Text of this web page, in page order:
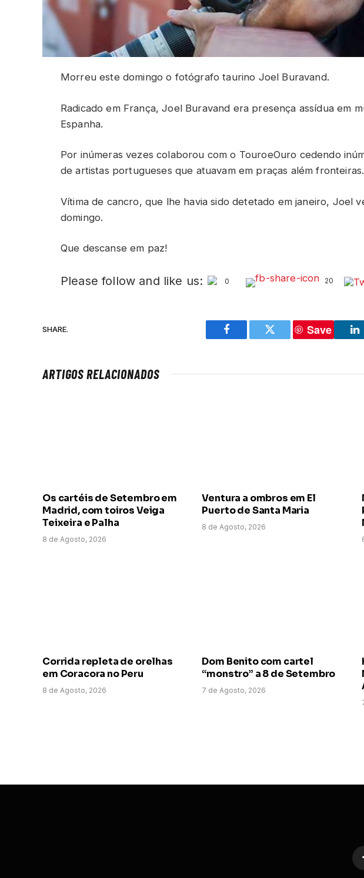
Morreu este domingo o fotógrafo taurino Joel Buravand.
Radicado em França, Joel Buravand era presença assídua em
Espanha.
Por inúmeras vezes colaborou com o TouroeOuro cedendo
de artistas portugueses que atuavam em praças além fronteiras.
Vítima de cancro, que lhe havia sido detetado em janeiro, Joel
domingo.
Que descanse em paz!
Please follow and like us: 0 20
SHARE.
Facebook Twitter
Save
ARTIGOS RELACIONADOS
Os cartéis de Setembro em
Madrid, com toiros Veiga
Teixeira e Palha
8 de Agosto, 2026
Ventura a ombros em El
Puerto de Santa Maria
8 de Agosto, 2026
Corrida repleta de orelhas
em Coracora no Peru
8 de Agosto, 2026
Dom Benito com cartel
“monstro” a 8 de Setembro
7 de Agosto, 2026